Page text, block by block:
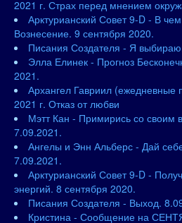
2021 г. Страх перед мнением
Арктурианский Совет 9-D - В
Вознесение. 9 сентября 2020.
Писания Создателя - Я
Элла Елинек - Прогноз
2021.
Архангел Гавриил (ежедневные
2021 г. Отказ от любви
Мэтт Кан - Примирись со своим
7.09.2021.
Ангелы и Энн Альберс - Дай
7.09.2021.
Арктурианский Совет 9-D -
энергий. 8 сентября 2020.
Писания Создателя - Выход.
Кристина - Сообщение на